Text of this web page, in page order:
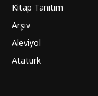
Kitap Tanıtım
Arşiv
Aleviyol
Atatürk